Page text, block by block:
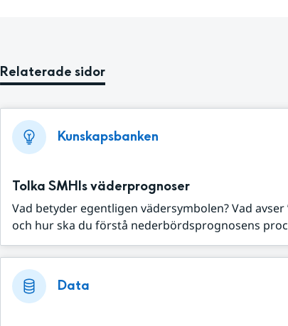
Relaterade sidor
Kunskapsbanken
Tolka SMHIs väderprognoser
Vad betyder egentligen vädersymbolen? Vad
och hur ska du förstå nederbördsprognosens
Data